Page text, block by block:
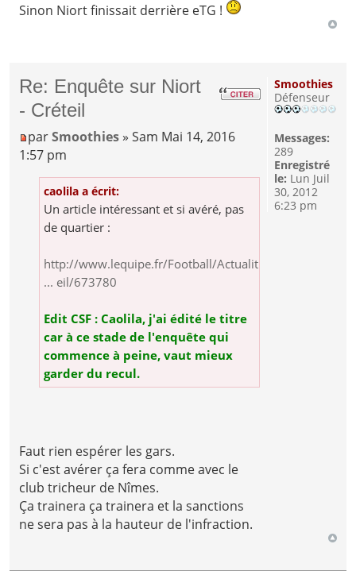
Sinon Niort finissait derrière eTG !
Re: Enquête sur Niort
- Créteil
parSmoothies » Sam Mai 14, 2016
1:57 pm
caolila a écrit:
Un article intéressant et si avéré, pas
de quartier :
http://www.lequipe.fr/Football/Actualit
... eil/673780
Edit CSF : Caolila, j'ai édité le titre
car à ce stade de l'enquête qui
commence à peine, vaut mieux
garder du recul.
Faut rien espérer les gars.
Si c'est avérer ça fera comme avec le
club tricheur de Nîmes.
Ça trainera ça trainera et la sanctions
ne sera pas à la hauteur de l'infraction.
Smoothies
Défenseur
Messages:
289
Enregistré
le: Lun Juil
30, 2012
6:23 pm